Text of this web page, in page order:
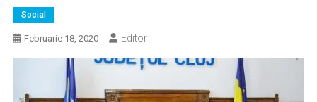
Social
Februarie 18, 2020 Editor